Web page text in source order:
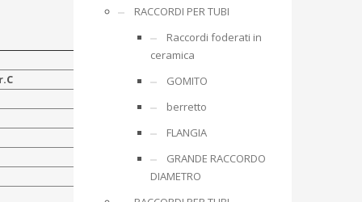
RACCORDI PER TUBI
Raccordi foderati in
ceramica
GOMITO
berretto
FLANGIA
GRANDE RACCORDO
DIAMETRO